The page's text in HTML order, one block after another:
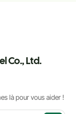
Co., Ltd.
là pour vous aider !